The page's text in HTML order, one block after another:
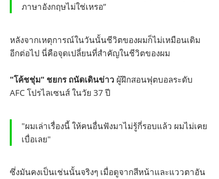
ภาษาอังกฤษไม่ใช่เหรอ”
หลังจากเหตุการณ์ในวันนั้นชีวิตของผมก็ไม่เหมือนเดิม
อีกต่อไป นี่คือจุดเปลี่ยนที่สำคัญในชีวิตของผม
"โค้ชชุ่ม" ชยกร ถนัดเดินข่าว ผู้ฝึกสอนฟุตบอลระดับ
AFC โปรไลเซนส์ ในวัย 37 ปี
"ผมเล่าเรื่องนี้ ให้คนอื่นฟังมาไม่รู้กี่รอบแล้ว ผมไม่เคย
เบื่อเลย"
ซึ่งมันคงเป็นเช่นนั้นจริงๆ เมื่อดูจากสีหน้าและแววตาอัน